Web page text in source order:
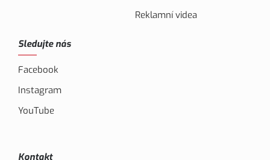
Reklamní videa
Sledujte nás
Facebook
Instagram
YouTube
Kontakt